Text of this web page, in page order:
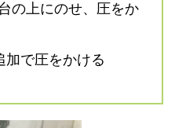
の上にのせ、圧をか
加で圧をかける